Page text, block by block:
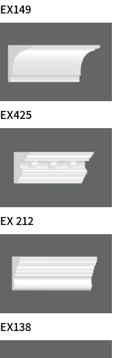
EX149
EX425
EX 212
EX138